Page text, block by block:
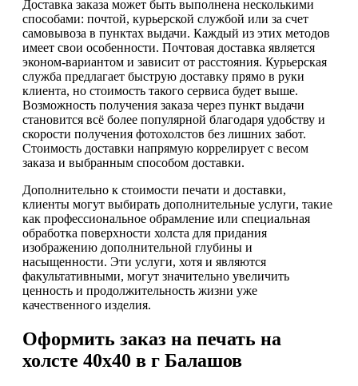
Доставка заказа может быть выполнена несколькими
способами: почтой, курьерской службой или за счет
самовывоза в пунктах выдачи. Каждый из этих методов
имеет свои особенности. Почтовая доставка является
эконом-вариантом и зависит от расстояния. Курьерская
служба предлагает быструю доставку прямо в руки
клиента, но стоимость такого сервиса будет выше.
Возможность получения заказа через пункт выдачи
становится всё более популярной благодаря удобству и
скорости получения фотохолстов без лишних забот.
Стоимость доставки напрямую коррелирует с весом
заказа и выбранным способом доставки.
Дополнительно к стоимости печати и доставки,
клиенты могут выбирать дополнительные услуги, такие
как профессиональное обрамление или специальная
обработка поверхности холста для придания
изображению дополнительной глубины и
насыщенности. Эти услуги, хотя и являются
факультативными, могут значительно увеличить
ценность и продолжительность жизни уже
качественного изделия.
Оформить заказ на печать на
холсте 40х40 в г Балашов